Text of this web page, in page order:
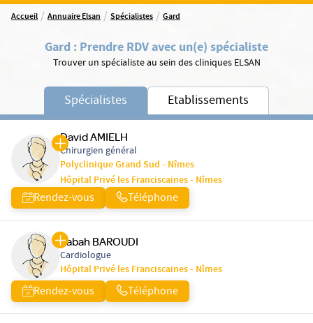
Accueil / Annuaire Elsan / Spécialistes / Gard
Gard : Prendre RDV avec un(e) spécialiste
Trouver un spécialiste au sein des cliniques ELSAN
Spécialistes Etablissements
David AMIELH
Chirurgien général
Polyclinique Grand Sud - Nîmes
Hôpital Privé les Franciscaines - Nîmes
Rendez-vous Téléphone
Rabah BAROUDI
Cardiologue
Hôpital Privé les Franciscaines - Nîmes
Rendez-vous Téléphone